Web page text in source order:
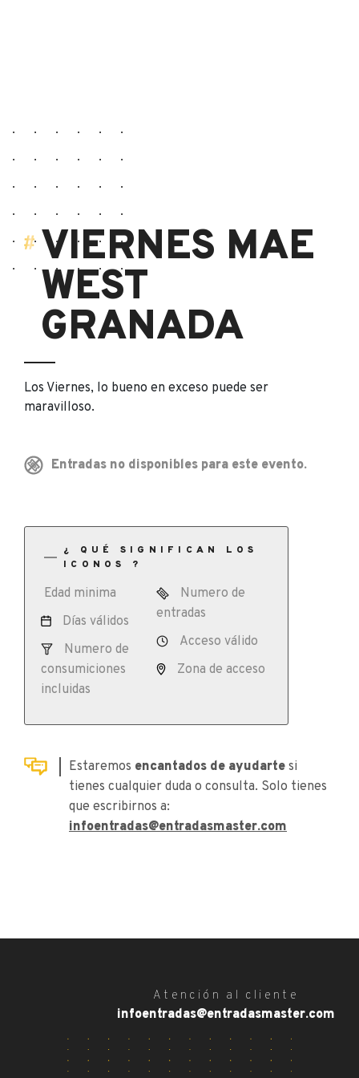
VIERNES MAE
WEST
GRANADA
Los Viernes, lo bueno en exceso puede ser
maravilloso.
Entradas no disponibles para este evento.
¿ QUÉ SIGNIFICAN LOS
ICONOS ?
Edad minima
Días válidos
Numero de
consumiciones
incluidas
Numero de
entradas
Acceso válido
Zona de acceso
Estaremos encantados de ayudarte si
tienes cualquier duda o consulta. Solo tienes
que escribirnos a:
infoentradas@entradasmaster.com
Atención al cliente
infoentradas@entradasmaster.com